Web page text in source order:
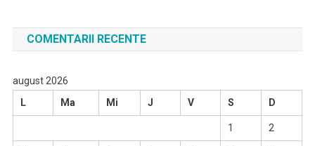
COMENTARII RECENTE
august 2026
L
Ma Mi J V S D
1 2